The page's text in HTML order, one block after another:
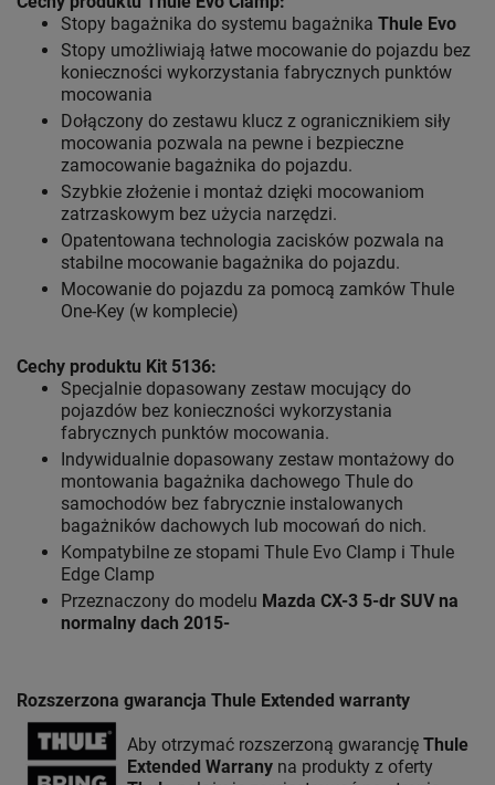
Stopy bagażnika do systemu bagażnika Thule Evo
Stopy umożliwiają łatwe mocowanie do pojazdu bez
konieczności wykorzystania fabrycznych punktów
mocowania
Dołączony do zestawu klucz z ogranicznikiem siły
mocowania pozwala na pewne i bezpieczne
zamocowanie bagażnika do pojazdu.
Szybkie złożenie i montaż dzięki mocowaniom
zatrzaskowym bez użycia narzędzi.
Opatentowana technologia zacisków pozwala na
stabilne mocowanie bagażnika do pojazdu.
Mocowanie do pojazdu za pomocą zamków Thule
One-Key (w komplecie)
Cechy produktu Kit 5136:
Specjalnie dopasowany zestaw mocujący do
pojazdów bez konieczności wykorzystania
fabrycznych punktów mocowania.
Indywidualnie dopasowany zestaw montażowy do
montowania bagażnika dachowego Thule do
samochodów bez fabrycznie instalowanych
bagażników dachowych lub mocowań do nich.
Kompatybilne ze stopami Thule Evo Clamp i Thule
Edge Clamp
Przeznaczony do modelu Mazda CX-3 5-dr SUV na
normalny dach 2015-
Rozszerzona gwarancja Thule Extended warranty
Aby otrzymać rozszerzoną gwarancję Thule
Extended Warrany na produkty z oferty